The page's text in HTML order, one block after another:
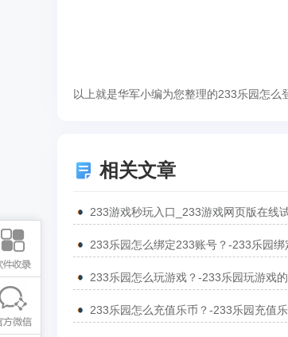
以上就是华军小编为您整理的233乐园怎么
相关文章
233游戏秒玩入口_233游戏网页版在线
233乐园怎么绑定233账号？-233乐园
233乐园怎么玩游戏？-233乐园玩游戏
233乐园怎么充值乐币？-233乐园充值